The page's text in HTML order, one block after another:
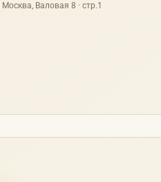
Москва, Валовая 8 · стр.1